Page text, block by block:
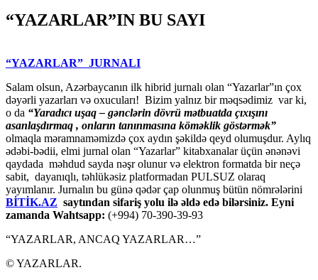
“YAZARLAR”IN BU SAYI
“YAZARLAR” JURNALI
Salam olsun, Azərbaycanın ilk hibrid jurnalı olan “Yazarlar”ın çox
dəyərli yazarları və oxucuları! Bizim yalnız bir məqsədimiz var ki,
o da “Yaradıcı uşaq – gәnclәrin dövrü mәtbuatda çıxışını
asanlaşdırmaq , onların tanınmasına kömәklik göstәrmәk”
olmaqla məramnaməmizdə çox aydın şəkildə qeyd olumuşdur. Aylıq
ədəbi-bədii, elmi jurnal olan “Yazarlar” kitabxanalar üçün ənənəvi
qaydada məhdud sayda nəşr olunur və elektron formatda bir neçə
sabit, dayanıqlı, təhlükəsiz platformadan PULSUZ olaraq
yayımlanır. Jurnalın bu günə qədər çap olunmuş bütün nömrələrini
BİTİK.AZ saytından sifariş yolu ilə əldə edə bilərsiniz. Eyni
zamanda Wahtsapp: (+994) 70-390-39-93
“YAZARLAR, ANCAQ YAZARLAR…”
© YAZARLAR.